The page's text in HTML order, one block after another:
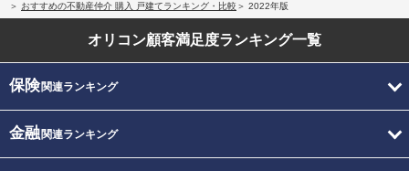
おすすめの不動産仲介 購入 戸建てランキング・比較
2022年版
オリコン顧客満足度ランキング一覧
保険関連ランキング
金融関連ランキング